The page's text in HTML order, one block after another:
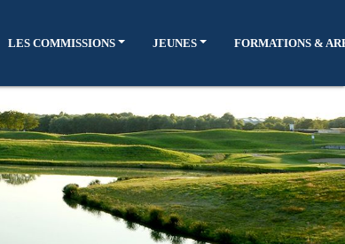
LES COMMISSIONS JEUNES FORMATIONS &